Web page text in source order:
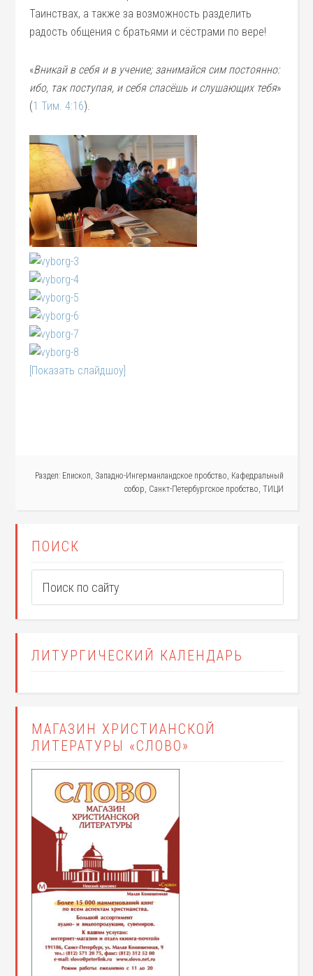
Таинствах, а также за возможность разделить
радость общения с братьями и сёстрами по вере!
«Вникай в себя и в учение; занимайся сим постоянно:
ибо, так поступая, и себя спасёшь и слушающих тебя»
(1 Тим. 4:16).
[Показать слайдшоу]
Раздел: Епископ, Западно-Ингерманландское пробство, Кафедральный
собор, Санкт-Петербургское пробство, ТИЦИ
ПОИСК
ЛИТУРГИЧЕСКИЙ КАЛЕНДАРЬ
МАГАЗИН ХРИСТИАНСКОЙ
ЛИТЕРАТУРЫ «СЛОВО»